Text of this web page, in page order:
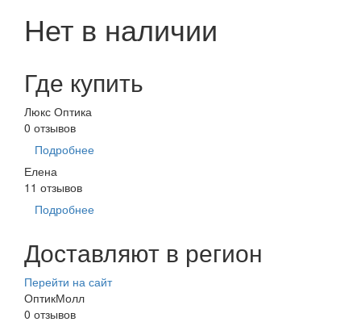
Нет в наличии
Где купить
Люкс Оптика
0 отзывов
Подробнее
Елена
11 отзывов
Подробнее
Доставляют в регион
Перейти на сайт
ОптикМолл
0 отзывов